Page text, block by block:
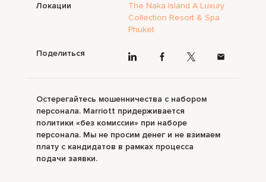
Локации
The Naka Island A Luxury
Collection Resort & Spa
Phuket
Поделиться
Остерегайтесь мошенничества с набором
персонала. Marriott придерживается
политики «без комиссии» при наборе
персонала. Мы не просим денег и не взимаем
плату с кандидатов в рамках процесса
подачи заявки.